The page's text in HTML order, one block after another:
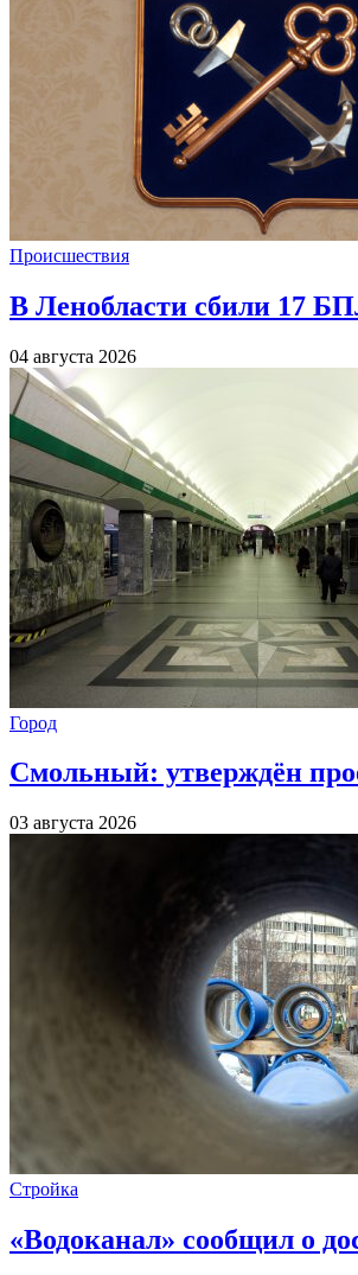
Происшествия
В Ленобласти сбили 17
04 августа 2026
Город
Смольный: утверждён
03 августа 2026
Стройка
«Водоканал» сообщил о